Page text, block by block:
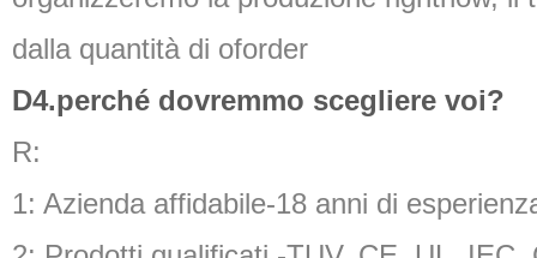
dalla quantità di oforder
D4.perché dovremmo scegliere voi?
R:
1: Azienda affidabile-18 anni di